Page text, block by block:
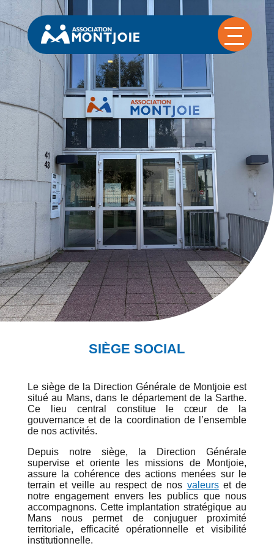
SIÈGE SOCIAL
Le siège de la Direction Générale de Montjoie est
situé au Mans, dans le département de la Sarthe.
Ce lieu central constitue le cœur de la
gouvernance et de la coordination de l’ensemble
de nos activités.
Depuis notre siège, la Direction Générale
supervise et oriente les missions de Montjoie,
assure la cohérence des actions menées sur le
terrain et veille au respect de nos valeurset de
notre engagement envers les publics que nous
accompagnons. Cette implantation stratégique au
Mans nous permet de conjuguer proximité
territoriale, efficacité opérationnelle et visibilité
institutionnelle.